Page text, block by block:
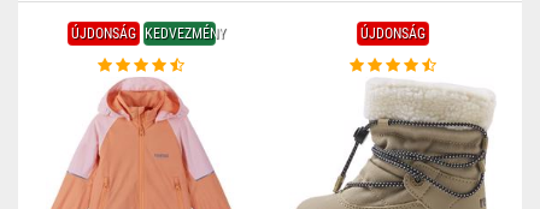
ÚJDONSÁG KEDVEZMÉNY ÚJDONSÁG